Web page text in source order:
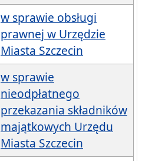
w sprawie obsługi
prawnej w Urzędzie
Miasta Szczecin
w sprawie
nieodpłatnego
przekazania składników
majątkowych Urzędu
Miasta Szczecin